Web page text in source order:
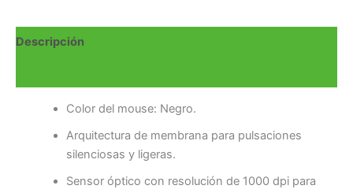
Descripción
Color del mouse: Negro.
Arquitectura de membrana para pulsaciones
silenciosas y ligeras.
Sensor óptico con resolución de 1000 dpi para